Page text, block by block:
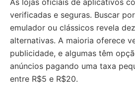
verificadas e seguras. Buscar
emulador ou clássicos revela
alternativas. A maioria oferece
publicidade, e algumas têm
anúncios pagando uma taxa
entre R$5 e R$20.